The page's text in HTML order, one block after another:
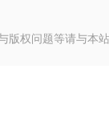
版权问题等请与本